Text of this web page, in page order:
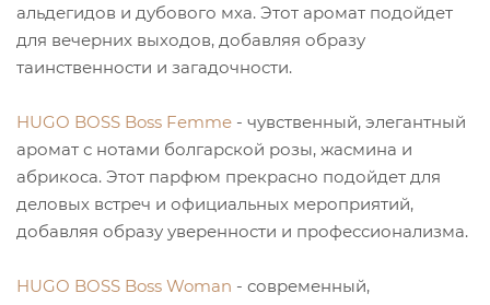
альдегидов и дубового мха. Этот аромат подойдет
для вечерних выходов, добавляя образу
таинственности и загадочности.
HUGO BOSS Boss Femme - чувственный, элегантный
аромат с нотами болгарской розы, жасмина и
абрикоса. Этот парфюм прекрасно подойдет для
деловых встреч и официальных мероприятий,
добавляя образу уверенности и профессионализма.
HUGO BOSS Boss Woman - современный,